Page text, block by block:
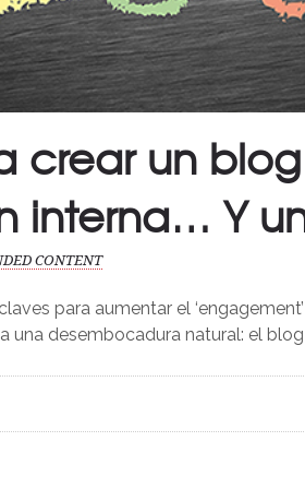
crear un
interna… Y
CONTENT
para aumentar el
una desembocadura natural: el